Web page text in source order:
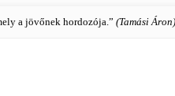
a jövőnek hordozója.” (Tamási Áron)